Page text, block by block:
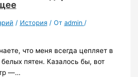
/ История/ От admin /
что меня всегда цепляет в
пятен. Казалось бы, вот
—…